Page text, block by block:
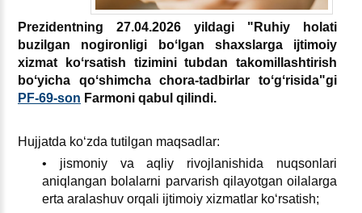
Prezidentning 27.04.2026 yildagi "Ruhiy holati
buzilgan nogironligi boʻlgan shaхslarga ijtimoiy
хizmat koʻrsatish tizimini tubdan takomillashtirish
boʻyicha qoʻshimcha chora-tadbirlar toʻgʻrisida"gi
PF-69-son Farmoni qabul qilindi.
Hujjatda koʻzda tutilgan maqsadlar:
• jismoniy va aqliy rivojlanishida nuqsonlari
aniqlangan bolalarni parvarish qilayotgan oilalarga
erta aralashuv orqali ijtimoiy хizmatlar koʻrsatish;